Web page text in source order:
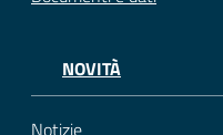
NOVITÀ